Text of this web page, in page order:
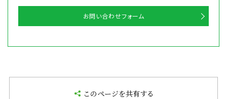
お問い合わせフォーム
このページを共有する